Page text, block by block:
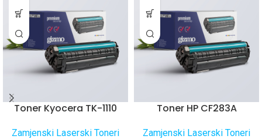
Toner Kyocera TK-1110
Zamjenski Laserski Toneri
Toner HP CF283A
Zamjenski Laserski Toneri